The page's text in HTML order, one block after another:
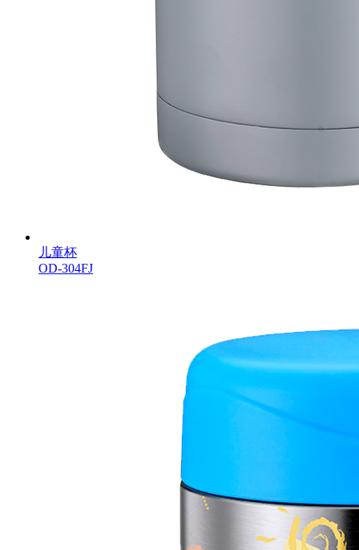
儿童杯
OD-304FJ